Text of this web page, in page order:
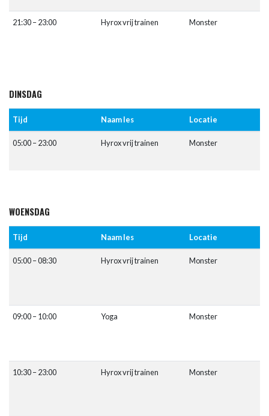
21:30 – 23:00 Hyrox vrij trainen Monster
DINSDAG
Tijd Naam les Locatie
05:00 – 23:00 Hyrox vrij trainen Monster
WOENSDAG
Tijd Naam les Locatie
05:00 – 08:30 Hyrox vrij trainen Monster
09:00 – 10:00 Yoga Monster
10:30 – 23:00 Hyrox vrij trainen Monster